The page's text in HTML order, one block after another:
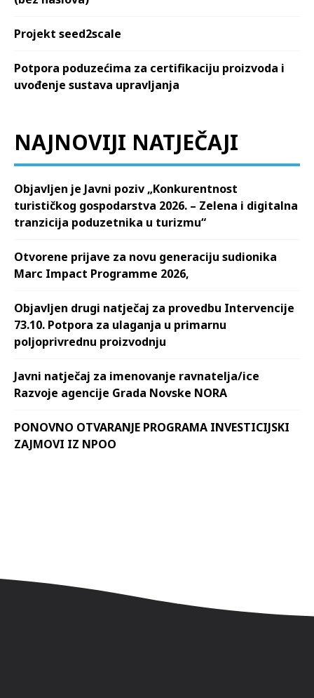
Projekt seed2scale
Potpora poduzećima za certifikaciju proizvoda i
uvođenje sustava upravljanja
NAJNOVIJI NATJEČAJI
Objavljen je Javni poziv „Konkurentnost
turističkog gospodarstva 2026. – Zelena i digitalna
tranzicija poduzetnika u turizmu“
Otvorene prijave za novu generaciju sudionika
Marc Impact Programme 2026,
Objavljen drugi natječaj za provedbu Intervencije
73.10. Potpora za ulaganja u primarnu
poljoprivrednu proizvodnju
Javni natječaj za imenovanje ravnatelja/ice
Razvoje agencije Grada Novske NORA
PONOVNO OTVARANJE PROGRAMA INVESTICIJSKI
ZAJMOVI IZ NPOO